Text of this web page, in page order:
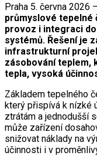
Praha 5. června 2026 –
průmyslové tepelné
provoz i integraci
systémů. Řešení je
infrastrukturní
zásobování teplem,
tepla, vysoká
Základem tepelného
který přispívá k nízké
ztrátám a jednodušší
může zařízení
snižovat náklady na
účinnosti i v